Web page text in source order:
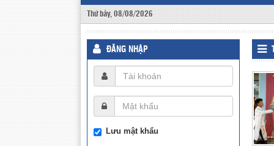
Thứ bảy, 08/08/2026
ĐĂNG NHẬP
Lưu mật khẩu